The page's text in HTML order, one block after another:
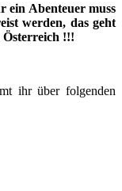
ein Abenteuer muss
werden, das geht
!!!
ihr über folgenden